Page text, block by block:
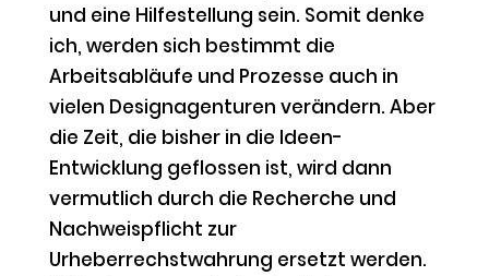
und eine Hilfestellung sein. Somit denke
ich, werden sich bestimmt die
Arbeitsabläufe und Prozesse auch in
vielen Designagenturen verändern. Aber
die Zeit, die bisher in die Ideen-
Entwicklung geflossen ist, wird dann
vermutlich durch die Recherche und
Nachweispflicht zur
Urheberrechstwahrung ersetzt werden.